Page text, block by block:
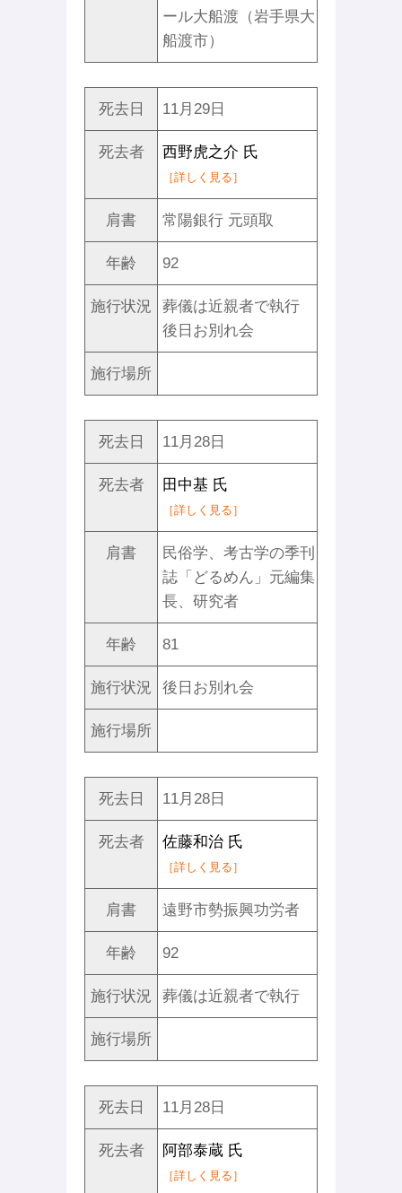
ール大船渡（岩手県大
船渡市）
死去日 11月29日
死去者 西野虎之介 氏
［詳しく見る］
肩書 常陽銀行 元頭取
年齢 92
施行状況
葬儀は近親者で執行
後日お別れ会
施行場所
死去日 11月28日
死去者 田中基 氏
［詳しく見る］
肩書
民俗学、考古学の季刊
誌「どるめん」元編集
長、研究者
年齢 81
施行状況 後日お別れ会
施行場所
死去日 11月28日
死去者 佐藤和治 氏
［詳しく見る］
肩書 遠野市勢振興功労者
年齢 92
施行状況 葬儀は近親者で執行
施行場所
死去日 11月28日
死去者 阿部泰蔵 氏
［詳しく見る］